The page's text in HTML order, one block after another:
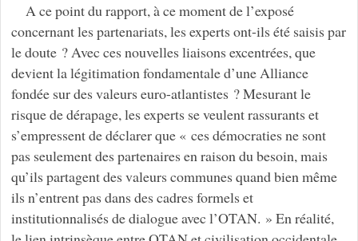
A ce point du rapport, à ce moment de l’exposé
concernant les partenariats, les experts ont-ils été saisis par
le doute ? Avec ces nouvelles liaisons excentrées, que
devient la légitimation fondamentale d’une Alliance
fondée sur des valeurs euro-atlantistes ? Mesurant le
risque de dérapage, les experts se veulent rassurants et
s’empressent de déclarer que « ces démocraties ne sont
pas seulement des partenaires en raison du besoin, mais
qu’ils partagent des valeurs communes quand bien même
ils n’entrent pas dans des cadres formels et
institutionnalisés de dialogue avec l’OTAN. » En réalité,